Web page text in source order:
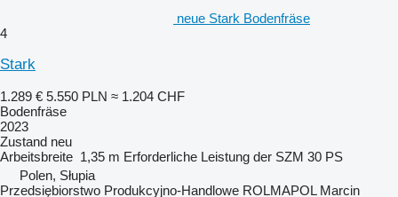
neue Stark Bodenfräse
4
Stark
1.289 € 5.550 PLN ≈ 1.204 CHF
Bodenfräse
2023
Zustand neu
Arbeitsbreite 1,35 m Erforderliche Leistung der SZM 30 PS
Polen, Słupia
Przedsiębiorstwo Produkcyjno-Handlowe ROLMAPOL Marcin